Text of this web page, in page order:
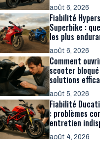
août 6, 2026
Fiabilité
Superbike :
les plus
août 6, 2026
Comment
scooter
solutions
août 5, 2026
Fiabilité
: problèmes
entretien
août 4, 2026